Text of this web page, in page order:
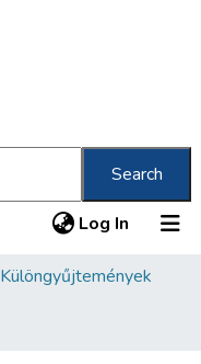
Search
Log In (current)
Különgyűjtemények